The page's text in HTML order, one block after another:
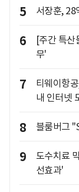
5 서장훈, 28
6
[주간 특
무'
7
티웨이항
내 인터넷
8 블룸버그
9
도수치료
선효과'